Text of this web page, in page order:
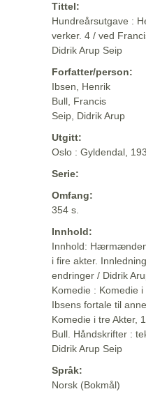
Tittel:
Hundreårsutgave :
verker. 4 / ved
Didrik Arup Seip
Forfatter/person:
Ibsen, Henrik
Bull, Francis
Seip, Didrik Arup
Utgitt:
Oslo : Gyldendal,
Serie:
Omfang:
354 s.
Innhold:
Innhold:
i fire akter.
endringer / Didrik
Komedie : Komedie
Ibsens fortale til
Komedie i tre Akter,
Bull. Håndskrifter :
Didrik Arup Seip
Språk:
Norsk (Bokmål)